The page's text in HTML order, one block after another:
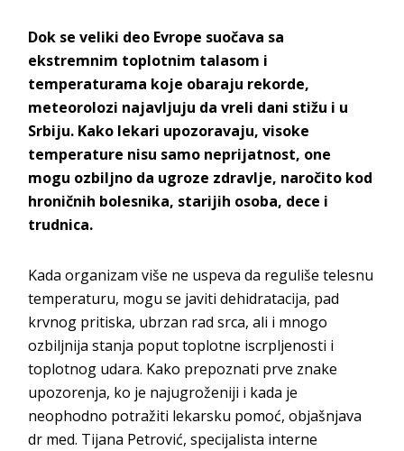
Dok se veliki deo Evrope suočava sa
ekstremnim toplotnim talasom i
temperaturama koje obaraju rekorde,
meteorolozi najavljuju da vreli dani stižu i u
Srbiju. Kako lekari upozoravaju, visoke
temperature nisu samo neprijatnost, one
mogu ozbiljno da ugroze zdravlje, naročito kod
hroničnih bolesnika, starijih osoba, dece i
trudnica.
Kada organizam više ne uspeva da reguliše telesnu
temperaturu, mogu se javiti dehidratacija, pad
krvnog pritiska, ubrzan rad srca, ali i mnogo
ozbiljnija stanja poput toplotne iscrpljenosti i
toplotnog udara. Kako prepoznati prve znake
upozorenja, ko je najugroženiji i kada je
neophodno potražiti lekarsku pomoć, objašnjava
dr med. Tijana Petrović, specijalista interne